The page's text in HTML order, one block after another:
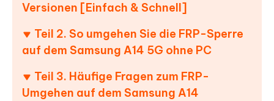
Versionen [Einfach & Schnell]
Teil 2. So umgehen Sie die FRP-Sperre
auf dem Samsung A14 5G ohne PC
Teil 3. Häufige Fragen zum FRP-
Umgehen auf dem Samsung A14